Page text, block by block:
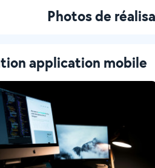
Photos de
application mobile